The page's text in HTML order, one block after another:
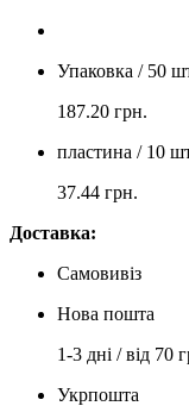
Упаковка / 50
187.20 грн.
пластина / 10
37.44 грн.
Доставка:
Самовивіз
Нова пошта
1-3 дні / від 70
Укрпошта